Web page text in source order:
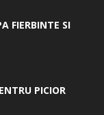
FIERBINTE SI
PICIOR